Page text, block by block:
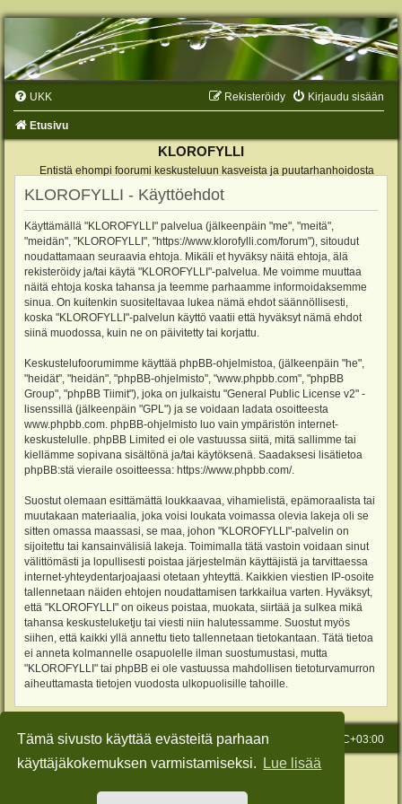
Tämä sivusto käyttää evästeitä parhaan
käyttäjäkokemuksen varmistamiseksi.
Lue lisää
UKK Kirjaudu sisään
Rekisteröidy
Etusivu
KLOROFYLLI
Entistä ehompi foorumi keskusteluun kasveista ja puutarhanhoidosta
KLOROFYLLI - Käyttöehdot
Käyttämällä "KLOROFYLLI" palvelua (jälkeenpäin "me", "meitä",
"meidän", "KLOROFYLLI", "https://www.klorofylli.com/forum"), sitoudut
noudattamaan seuraavia ehtoja. Mikäli et hyväksy näitä ehtoja, älä
rekisteröidy ja/tai käytä "KLOROFYLLI"-palvelua. Me voimme muuttaa
näitä ehtoja koska tahansa ja teemme parhaamme informoidaksemme
sinua. On kuitenkin suositeltavaa lukea nämä ehdot säännöllisesti,
koska "KLOROFYLLI"-palvelun käyttö vaatii että hyväksyt nämä ehdot
siinä muodossa, kuin ne on päivitetty tai korjattu.
Keskustelufoorumimme käyttää phpBB-ohjelmistoa, (jälkeenpäin "he",
"heidät", "heidän", "phpBB-ohjelmisto", "www.phpbb.com", "phpBB
Group", "phpBB Tiimit"), joka on julkaistu "General Public License v2" -
lisenssillä (jälkeenpäin "GPL") ja se voidaan ladata osoitteesta
www.phpbb.com . phpBB-ohjelmisto luo vain ympäristön internet-
keskustelulle. phpBB Limited ei ole vastuussa siitä, mitä sallimme tai
kiellämme sopivana sisältönä ja/tai käytöksenä. Saadaksesi lisätietoa
phpBB:stä vieraile osoitteessa: https://www.phpbb.com/.
Suostut olemaan esittämättä loukkaavaa, vihamielistä, epämoraalista tai
muutakaan materiaalia, joka voisi loukata voimassa olevia lakeja oli se
sitten omassa maassasi, se maa, johon "KLOROFYLLI"-palvelin on
sijoitettu tai kansainvälisiä lakeja. Toimimalla tätä vastoin voidaan sinut
välittömästi ja lopullisesti poistaa järjestelmän käyttäjistä ja tarvittaessa
internet-yhteydentarjoajaasi otetaan yhteyttä. Kaikkien viestien IP-osoite
tallennetaan näiden ehtojen noudattamisen tarkkailua varten. Hyväksyt,
että "KLOROFYLLI" on oikeus poistaa, muokata, siirtää ja sulkea mikä
tahansa keskusteluketju tai viesti niin halutessamme. Suostut myös
siihen, että kaikki yllä annettu tieto tallennetaan tietokantaan. Tätä tietoa
ei anneta kolmannelle osapuolelle ilman suostumustasi, mutta
"KLOROFYLLI" tai phpBB ei ole vastuussa mahdollisen tietoturvamurron
aiheuttamasta tietojen vuodosta ulkopuolisille tahoille.
Etusivu Kaikki ajat ovat UTC+03:00
Viesti Ylläpidolle
Keskustelufoorumin ohjelmistophpBB® Forum Software © phpBB Limited